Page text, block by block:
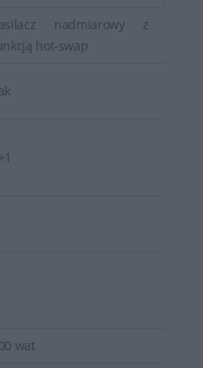
nadmiarowy z
hot-swap
wat